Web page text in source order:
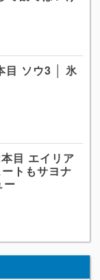
目 ソウ3 │ 氷
目 エイリア
トもサヨナ
ー